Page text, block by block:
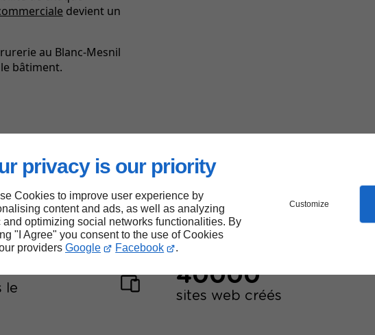
privacy is our priority
Cookies to improve user experience by
content and ads, as well as analyzing
and optimizing social networks functionalities. By
"I Agree" you consent to the use of Cookies
providers Google Facebook .
Customize
devient un
au Blanc-Mesnil
bâtiment.
le
40000
sites web créés